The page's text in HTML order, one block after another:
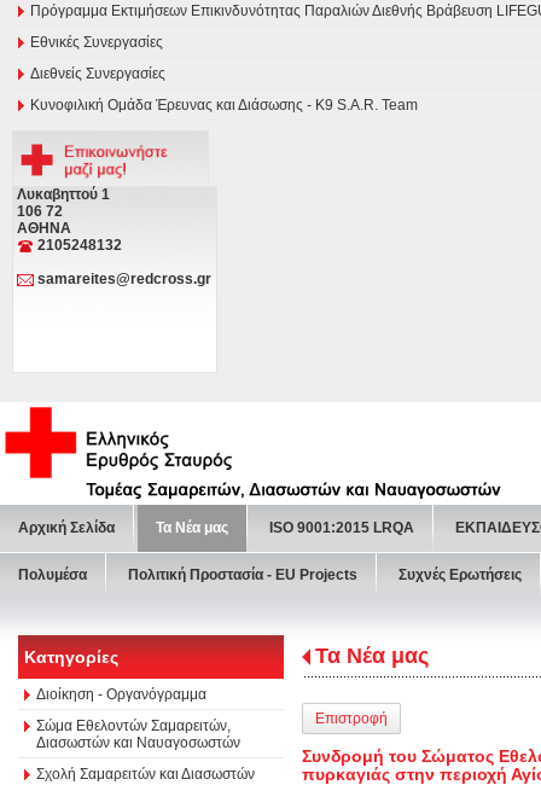
Πρόγραμμα Εκτιμήσεων Επικινδυνότητας Παραλιών Διεθνής Βράβευση
Εθνικές Συνεργασίες
Διεθνείς Συνεργασίες
Κυνοφιλική Ομάδα Έρευνας και Διάσωσης - Κ9 S.A.R. Team
Λυκαβηττού 1
106 72
ΑΘΗΝΑ
2105248132
samareites@redcross.gr
Αρχική Σελίδα Τα Νέα μας ISO 9001:2015 LRQA
Πολυμέσα Πολιτική Προστασία - ΕU Projects Συχνές Ερωτήσεις
Κατηγορίες
Διοίκηση - Οργανόγραμμα
Σώμα Εθελοντών Σαμαρειτών,
Διασωστών και Ναυαγοσωστών
Σχολή Σαμαρειτών και Διασωστών
Τα Νέα μας
Επιστροφή
Συνδρομή του Σώματος
πυρκαγιάς στην περιοχή